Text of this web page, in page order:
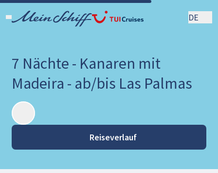
DE
7 Nächte - Kanaren mit
Madeira - ab/bis Las Palmas
Reiseverlauf